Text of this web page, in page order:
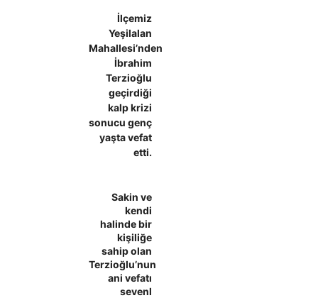
İlçemiz
Yeşilalan
Mahallesi’nden
İbrahim
Terzioğlu
geçirdiği
kalp krizi
sonucu genç
yaşta vefat
etti.
Sakin ve
kendi
halinde bir
kişiliğe
sahip olan
Terzioğlu’nun
ani vefatı
sevenl